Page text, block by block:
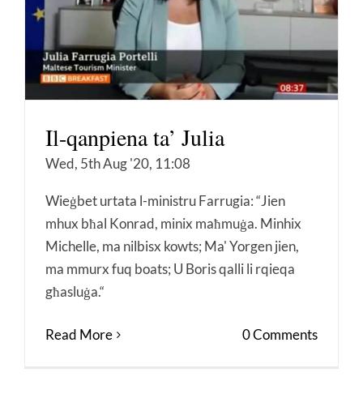
Il-qanpiena ta’ Julia
Wed, 5th Aug '20, 11:08
Wieġbet urtata l-ministru Farrugia: “Jien
mhux bħal Konrad, minix maħmuġa. Minhix
Michelle, ma nilbisx kowts; Ma' Yorgen jien,
ma mmurx fuq boats; U Boris qalli li rqieqa
għasluġa.“
Read More 0 Comments